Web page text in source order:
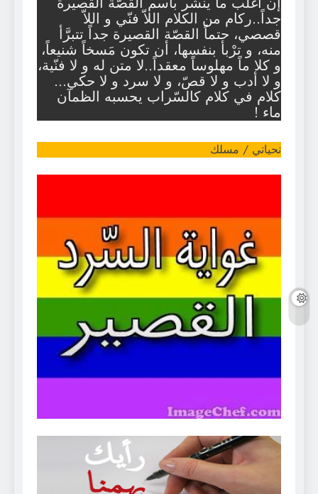
جداً..ركام من الكلام اللاّ فنّي و اللاّ
قصصي، حتماً القصّة القصيرة جداً تتبرَّأ
منه، و ترْبأ بنفسها، أن تكون مَسخاً شنيعاً،
و كلا ماً مهلوساً معقداً..لا متن له و لا فنّية،
و لا أدب و لا قصّ، و لا سرد و لا حكي…
كلام في كلام كالسّراب يحسبه الظمآن
ماء !
تحياتي / مسلك